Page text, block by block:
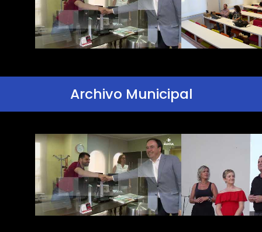
Archivo Municipal